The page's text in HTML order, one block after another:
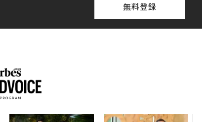
無料登録